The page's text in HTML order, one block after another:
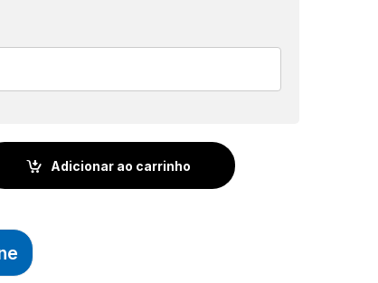
RETA DPX5 N°09 CABO GROSSO C/ 10 UNID - SINGER
Adicionar ao carrinho